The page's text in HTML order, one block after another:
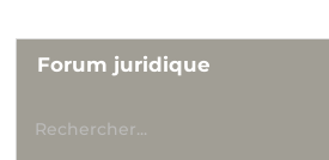
Forum juridique